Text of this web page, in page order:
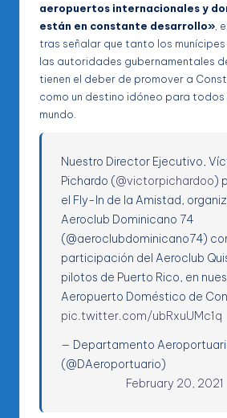
aeropuertos internacionales y
están en constante desarrollo» ,
tras señalar que tanto los
las autoridades gubernamentales
tienen el deber de promover a
como un destino idóneo para
mundo.
Nuestro Director Ejecutivo,
Pichardo (@victorpichardoo)
el Fly-In de la Amistad,
Aeroclub Dominicano 74
(@aeroclubdominicano74)
participación del Aeroclub
pilotos de Puerto Rico, en
Aeropuerto Doméstico de
pic.twitter.com/ubRxuUMc1q
— Departamento
(@DAeroportuario)
February 20, 2021